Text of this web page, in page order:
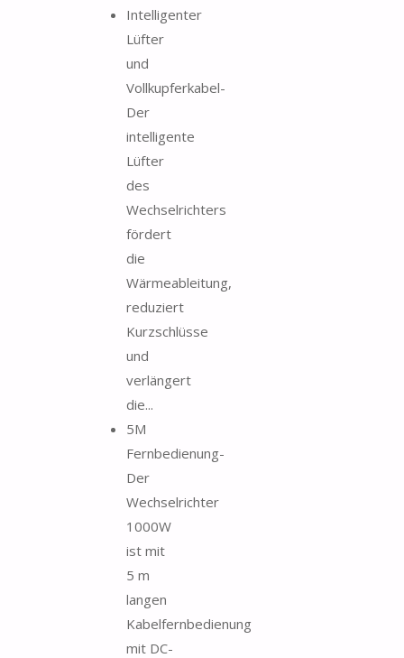
Intelligenter
Lüfter
und
Vollkupferkabel-
Der
intelligente
Lüfter
des
Wechselrichters
fördert
die
Wärmeableitung,
reduziert
Kurzschlüsse
und
verlängert
die...
5M
Fernbedienung-
Der
Wechselrichter
1000W
ist mit
5 m
langen
Kabelfernbedienung
mit DC-